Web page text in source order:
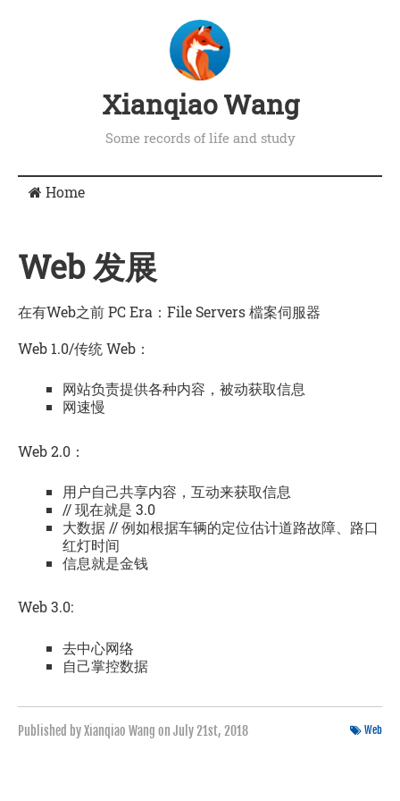
Xianqiao Wang
Some records of life and study
Home
Web 发展
在有Web之前PC Era：File Servers 檔案伺服器
Web 1.0/传统 Web：
网站负责提供各种内容，被动获取信息
网速慢
Web 2.0：
用户自己共享内容，互动来获取信息
// 现在就是 3.0
大数据 // 例如根据车辆的定位估计道路故障、路口
红灯时间
信息就是金钱
Web 3.0:
去中心网络
自己掌控数据
Published by Xianqiao Wang on July 21st, 2018 Web